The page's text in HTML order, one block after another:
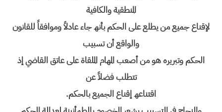
المنطقیة والكافیة
لإقناع جمیع من یطلع على الحكم بأنھ جاء عادلاً وموافقاً للقانون
والواقع أن تسبیب
الحكم وتبریره ھو من أصعب المھام الملقاة على عاتق القاضي إذ
تتطلب فضلاً عن
اقتناعھ إقناع الجمیع بالحكم.